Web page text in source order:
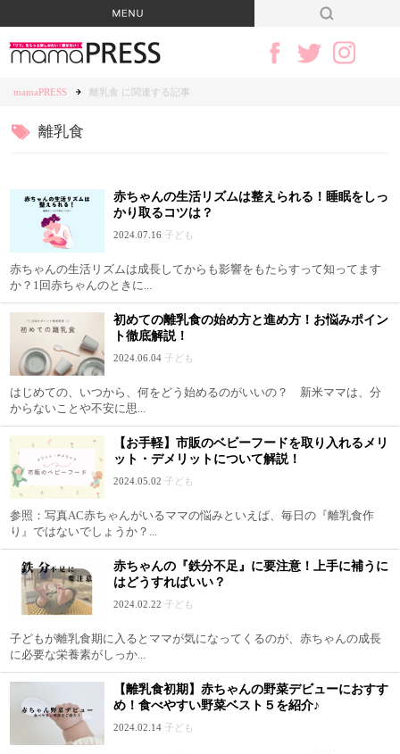
mamaPRESS 離乳食 に関連する記事
離乳食
赤ちゃんの生活リズムは整えられる！睡眠をしっ
かり取るコツは？
2024.07.16 子ども
赤ちゃんの生活リズムは成長してからも影響をもたらすって知ってます
か？1回赤ちゃんのときに...
初めての離乳食の始め方と進め方！お悩みポイン
ト徹底解説！
2024.06.04 子ども
はじめての、いつから、何をどう始めるのがいいの？ 新米ママは、分
からないことや不安に思...
【お手軽】市販のベビーフードを取り入れるメリ
ット・デメリットについて解説！
2024.05.02 子ども
参照：写真AC赤ちゃんがいるママの悩みといえば、毎日の『離乳食作
り』ではないでしょうか？...
赤ちゃんの『鉄分不足』に要注意！上手に補うに
はどうすればいい？
2024.02.22 子ども
子どもが離乳食期に入るとママが気になってくるのが、赤ちゃんの成長
に必要な栄養素がしっか...
【離乳食初期】赤ちゃんの野菜デビューにおすす
め！食べやすい野菜ベスト５を紹介♪
2024.02.14 子ども